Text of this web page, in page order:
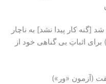
[گنه کار پیدا نشد] به ناچار
اثباتِ بی گناهی خود از
(آزمون «ور»)